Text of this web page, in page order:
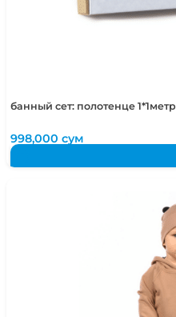
2-4 года
банный сет: полотенце
998,000сум